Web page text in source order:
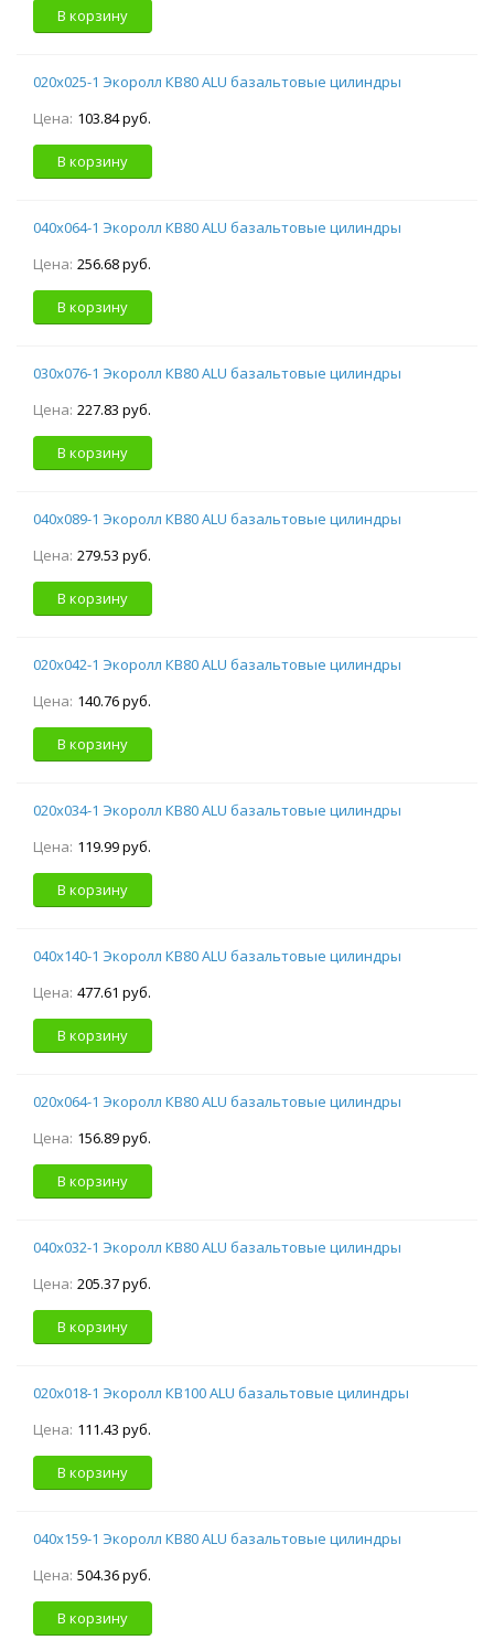
В корзину
020х025-1 Экоролл КВ80 ALU базальтовые цилиндры
Цена: 103.84 руб.
В корзину
040х064-1 Экоролл КВ80 ALU базальтовые цилиндры
Цена: 256.68 руб.
В корзину
030х076-1 Экоролл КВ80 ALU базальтовые цилиндры
Цена: 227.83 руб.
В корзину
040х089-1 Экоролл КВ80 ALU базальтовые цилиндры
Цена: 279.53 руб.
В корзину
020х042-1 Экоролл КВ80 ALU базальтовые цилиндры
Цена: 140.76 руб.
В корзину
020х034-1 Экоролл КВ80 ALU базальтовые цилиндры
Цена: 119.99 руб.
В корзину
040х140-1 Экоролл КВ80 ALU базальтовые цилиндры
Цена: 477.61 руб.
В корзину
020х064-1 Экоролл КВ80 ALU базальтовые цилиндры
Цена: 156.89 руб.
В корзину
040х032-1 Экоролл КВ80 ALU базальтовые цилиндры
Цена: 205.37 руб.
В корзину
020х018-1 Экоролл КВ100 ALU базальтовые цилиндры
Цена: 111.43 руб.
В корзину
040х159-1 Экоролл КВ80 ALU базальтовые цилиндры
Цена: 504.36 руб.
В корзину